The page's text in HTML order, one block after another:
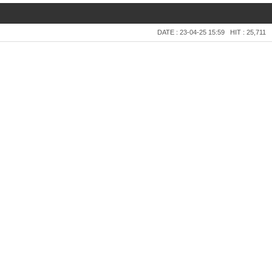
DATE : 23-04-25 15:59 HIT : 25,711